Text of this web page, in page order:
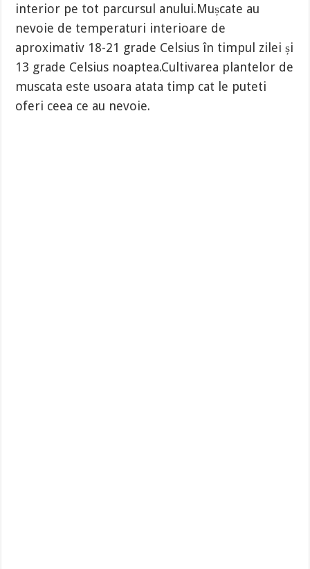
interior pe tot parcursul anului.Mușcate au
nevoie de temperaturi interioare de
aproximativ 18-21 grade Celsius în timpul zilei și
13 grade Celsius noaptea.Cultivarea plantelor de
muscata este usoara atata timp cat le puteti
oferi ceea ce au nevoie.